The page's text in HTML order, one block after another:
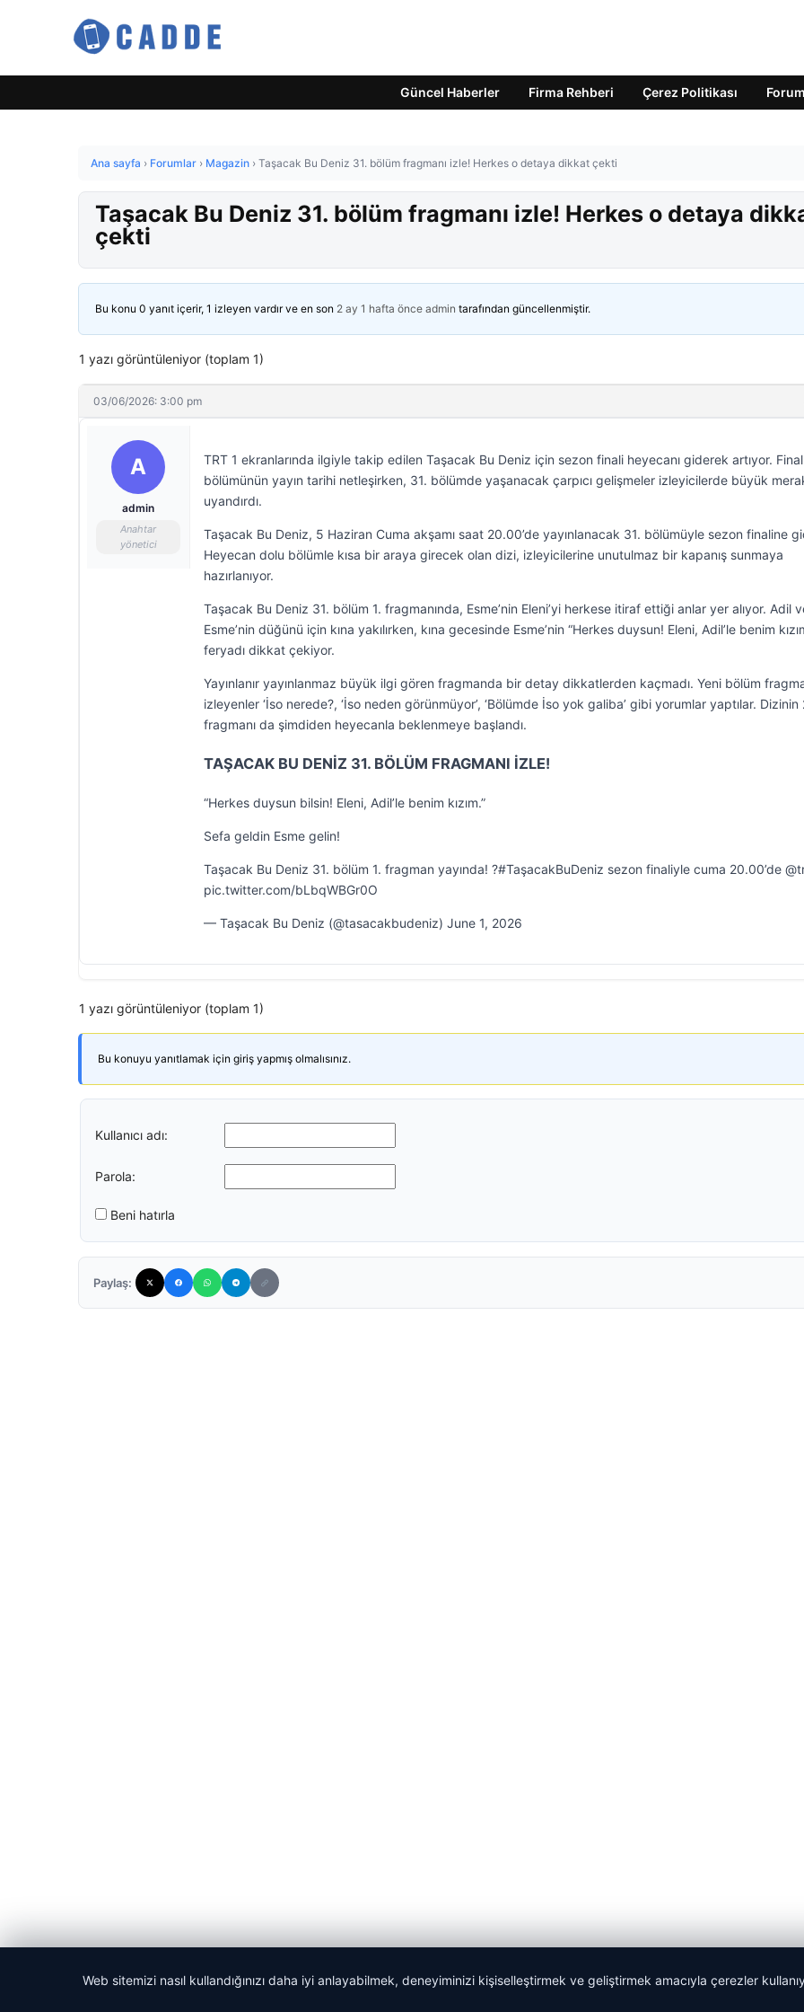
Güncel Haberler Firma Rehberi Çerez Politikası Forum
Ana sayfa › Forumlar › Magazin › Taşacak Bu Deniz 31. bölüm fragmanı izle! Herkes o detaya dikkat çekti
Taşacak Bu Deniz 31. bölüm fragmanı izle! Herkes o detaya
çekti
Bu konu 0 yanıt içerir, 1 izleyen vardır ve en son 2 ay 1 hafta önce admin tarafından güncellenmiştir.
1 yazı görüntüleniyor (toplam 1)
03/06/2026: 3:00 pm
A
admin
Anahtar
yönetici
TRT 1 ekranlarında ilgiyle takip edilen Taşacak Bu Deniz için sezon finali heyecanı giderek artıyor. Final
bölümünün yayın tarihi netleşirken, 31. bölümde yaşanacak çarpıcı gelişmeler izleyicilerde büyük
uyandırdı.
Taşacak Bu Deniz, 5 Haziran Cuma akşamı saat 20.00’de yayınlanacak 31. bölümüyle sezon finaline
Heyecan dolu bölümle kısa bir araya girecek olan dizi, izleyicilerine unutulmaz bir kapanış sunmaya
hazırlanıyor.
Taşacak Bu Deniz 31. bölüm 1. fragmanında, Esme’nin Eleni’yi herkese itiraf ettiği anlar yer alıyor. Adil
Esme’nin düğünü için kına yakılırken, kına gecesinde Esme’nin “Herkes duysun! Eleni, Adil’le benim
feryadı dikkat çekiyor.
Yayınlanır yayınlanmaz büyük ilgi gören fragmanda bir detay dikkatlerden kaçmadı. Yeni bölüm
izleyenler ‘İso nerede?, ‘İso neden görünmüyor’, ‘Bölümde İso yok galiba’ gibi yorumlar yaptılar. Dizinin
fragmanı da şimdiden heyecanla beklenmeye başlandı.
TAŞACAK BU DENİZ 31. BÖLÜM FRAGMANI İZLE!
“Herkes duysun bilsin! Eleni, Adil’le benim kızım.”
Sefa geldin Esme gelin!
Taşacak Bu Deniz 31. bölüm 1. fragman yayında! ?#TaşacakBuDeniz sezon finaliyle cuma 20.00’de
pic.twitter.com/bLbqWBGr0O
— Taşacak Bu Deniz (@tasacakbudeniz) June 1, 2026
1 yazı görüntüleniyor (toplam 1)
Bu konuyu yanıtlamak için giriş yapmış olmalısınız.
Kullanıcı adı:
Parola:
Beni hatırla
Paylaş:
Web sitemizi nasıl kullandığınızı daha iyi anlayabilmek, deneyiminizi kişiselleştirmek ve geliştirmek amacıyla çerezler